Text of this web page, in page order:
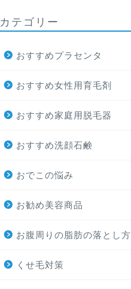
カテゴリー
おすすめプラセンタ
おすすめ女性用育毛剤
おすすめ家庭用脱毛器
おすすめ洗顔石鹸
おでこの悩み
お勧め美容商品
お腹周りの脂肪の落とし方
くせ毛対策